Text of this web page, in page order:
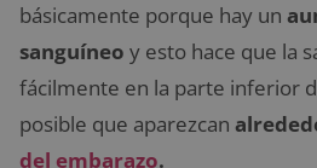
básicamente porque hay un
sanguíneo y esto hace que la
fácilmente en la parte inferior
posible que aparezcan
del embarazo.